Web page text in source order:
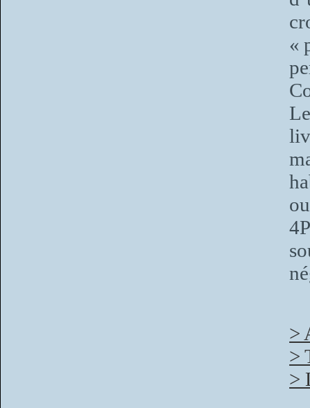
«
>
>
>